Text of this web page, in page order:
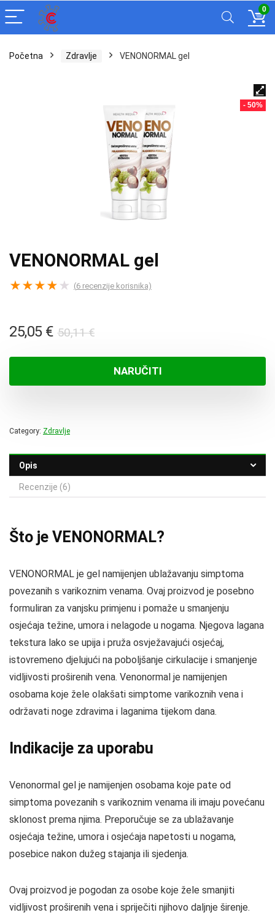
0
Početna Zdravlje VENONORMAL gel
- 50%
VENONORMAL gel
★★★★ ★ (6 recenzije korisnika)
50,11€Izvorna
bila
je:
25,05 €
Trenutna
25,05 €.
NARUČITI
Category: Zdravlje
Opis
Recenzije (6)
Što je VENONORMAL?
VENONORMAL je gel namijenjen ublažavanju simptoma
povezanih s varikoznim venama. Ovaj proizvod je posebno
formuliran za vanjsku primjenu i pomaže u smanjenju
osjećaja težine, umora i nelagode u nogama. Njegova lagana
tekstura lako se upija i pruža osvježavajući osjećaj,
istovremeno djelujući na poboljšanje cirkulacije i smanjenje
vidljivosti proširenih vena. Venonormal je namijenjen
osobama koje žele olakšati simptome varikoznih vena i
održavati noge zdravima i laganima tijekom dana.
Indikacije za uporabu
Venonormal gel je namijenjen osobama koje pate od
simptoma povezanih s varikoznim venama ili imaju povećanu
sklonost prema njima. Preporučuje se za ublažavanje
osjećaja težine, umora i osjećaja napetosti u nogama,
posebice nakon dužeg stajanja ili sjedenja.
Ovaj proizvod je pogodan za osobe koje žele smanjiti
vidljivost proširenih vena i spriječiti njihovo daljnje širenje.